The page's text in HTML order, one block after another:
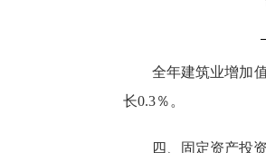
全年建筑业增加
长0.3％。
四、固定资产投资